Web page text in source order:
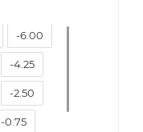
-6.00
-4.25
-2.50
-0.75